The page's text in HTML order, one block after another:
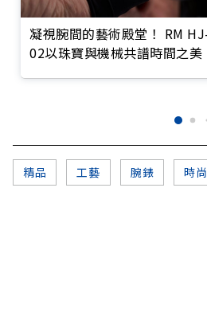
凝視腕間的藝術殿堂！ RM HJ-
02以珠寶與機械共譜時間之美
精品 工藝 腕錶 時尚